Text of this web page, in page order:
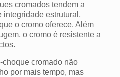
cromados tendem a
integridade estrutural,
o cromo oferece. Além
o cromo é resistente a
choque cromado não
por mais tempo, mas